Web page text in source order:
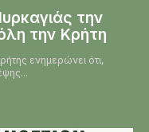
την
την Κρήτη
ενημερώνει ότι,